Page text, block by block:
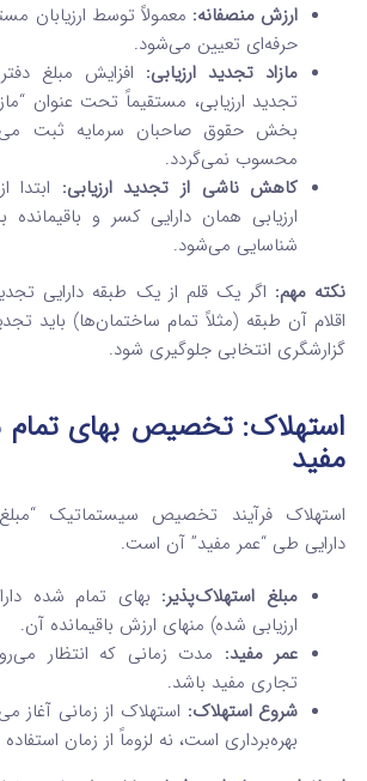
ارزش منصفانه: معمولاً توسط ارزیابان
حرفه‌ای تعیین می‌شود.
مازاد تجدید ارزیابی: افزایش مبلغ
تجدید ارزیابی، مستقیماً تحت عنوان
بخش حقوق صاحبان سرمایه ثبت
محسوب نمی‌گردد.
کاهش ناشی از تجدید ارزیابی:
ارزیابی همان دارایی کسر و باقیمانده
شناسایی می‌شود.
نکته مهم: اگر یک قلم از یک طبقه دارایی
اقلام آن طبقه (مثلاً تمام ساختمان‌ها) باید
گزارشگری انتخابی جلوگیری شود.
استهلاک: تخصیص بهای
مفید
استهلاک فرآیند تخصیص سیستماتیک
دارایی طی “عمر مفید” آن است.
مبلغ استهلاک‌پذیر: بهای تمام شده
ارزیابی شده) منهای ارزش باقیمانده آن.
عمر مفید: مدت زمانی که انتظار
تجاری مفید باشد.
شروع استهلاک: استهلاک از زمانی آغاز
بهره‌برداری است، نه لزوماً از زمان